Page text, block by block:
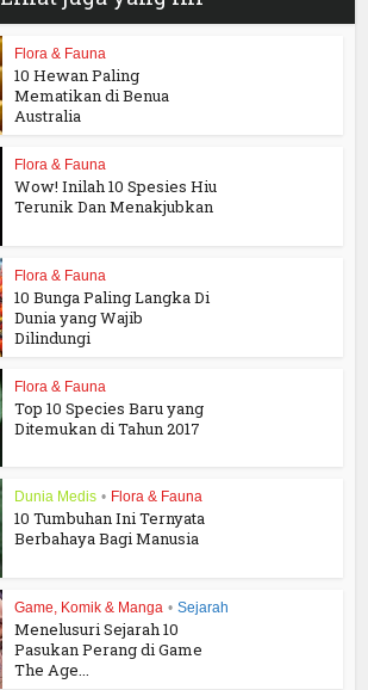
Flora & Fauna
10 Hewan Paling
Mematikan di Benua
Australia
Flora & Fauna
Wow! Inilah 10 Spesies Hiu
Terunik Dan Menakjubkan
Flora & Fauna
10 Bunga Paling Langka Di
Dunia yang Wajib
Dilindungi
Flora & Fauna
Top 10 Species Baru yang
Ditemukan di Tahun 2017
Dunia Medis • Flora & Fauna
10 Tumbuhan Ini Ternyata
Berbahaya Bagi Manusia
Game, Komik & Manga • Sejarah
Menelusuri Sejarah 10
Pasukan Perang di Game
The Age...